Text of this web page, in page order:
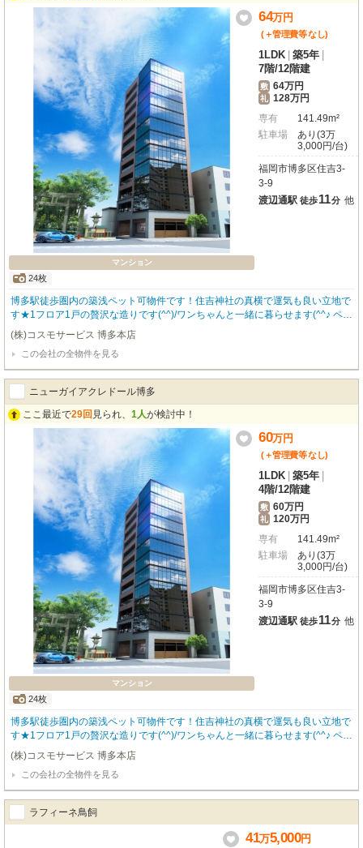
マンション
24枚
64万円
(＋管理費等なし)
1LDK 築5年
7階/12階建
敷 64万円
礼 128万円
専有
141.49m²
駐車場
あり(3万
3,000円/台)
福岡市博多区住吉3-
3-9
渡辺通駅 徒歩11分 他
博多駅徒歩圏内の築浅ペット可物件です！住吉神社の真横で運気も良い立地で
す★1フロア1戸の贅沢な造りです(^^)/ワンちゃんと一緒に暮らせます(^^♪ ペッ
ト飼育時は条件変更がございます。お問合せ下さい。カードでの初期費用のお
支払い可能！ 福岡の物件全てご紹介出来ます！！何でもご相談下さい♪内覧を
ご希望の方はお気軽にご連絡下さい(^^)/ ★福岡のペット可物件はコスモサービ
スまで★ ※間取り・写真は現況優先となります。 【駐車場の空き状況は要確
認】
(株)コスモサービス 博多本店
この会社の全物件を見る
ニューガイアクレドール博多
ここ最近で29回 見られ、 1人が検討中！
マンション
24枚
60万円
(＋管理費等なし)
1LDK 築5年
4階/12階建
敷 60万円
礼 120万円
専有
141.49m²
駐車場
あり(3万
3,000円/台)
福岡市博多区住吉3-
3-9
渡辺通駅 徒歩11分 他
博多駅徒歩圏内の築浅ペット可物件です！住吉神社の真横で運気も良い立地で
す★1フロア1戸の贅沢な造りです(^^)/ワンちゃんと一緒に暮らせます(^^♪ ペッ
ト飼育時は条件変更がございます。お問合せ下さい。カードでの初期費用のお
支払い可能！ 福岡の物件全てご紹介出来ます！！何でもご相談下さい♪内覧を
ご希望の方はお気軽にご連絡下さい(^^)/ ★福岡のペット可物件はコスモサービ
スまで★ ※間取り・写真は現況優先となります。 【駐車場の空き状況は要確
認】
(株)コスモサービス 博多本店
この会社の全物件を見る
ラフィーネ鳥飼
41万5,000円